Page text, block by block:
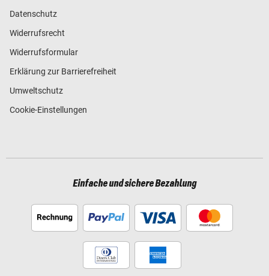
Datenschutz
Widerrufsrecht
Widerrufsformular
Erklärung zur Barrierefreiheit
Umweltschutz
Cookie-Einstellungen
Einfache und sichere Bezahlung